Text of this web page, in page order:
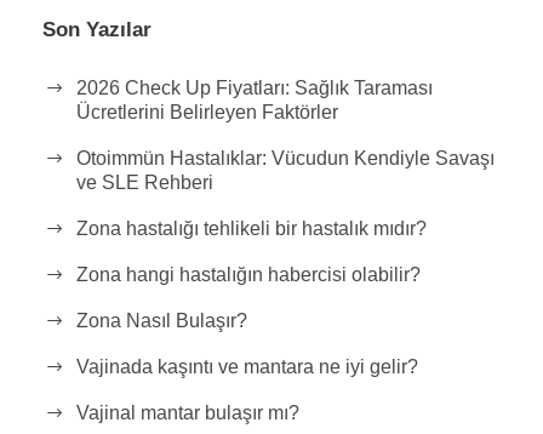
Son Yazılar
2026 Check Up Fiyatları: Sağlık Taraması
Ücretlerini Belirleyen Faktörler
Otoimmün Hastalıklar: Vücudun Kendiyle Savaşı
ve SLE Rehberi
Zona hastalığı tehlikeli bir hastalık mıdır?
Zona hangi hastalığın habercisi olabilir?
Zona Nasıl Bulaşır?
Vajinada kaşıntı ve mantara ne iyi gelir?
Vajinal mantar bulaşır mı?